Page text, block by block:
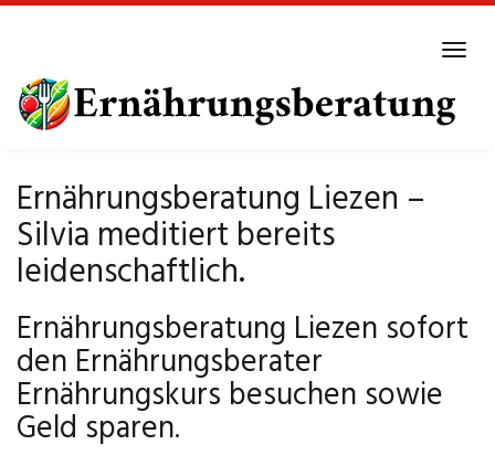
main
content
Ernährungsberatung Liezen –
Silvia meditiert bereits
leidenschaftlich.
Ernährungsberatung Liezen sofort
den Ernährungsberater
Ernährungskurs besuchen sowie
Geld sparen.